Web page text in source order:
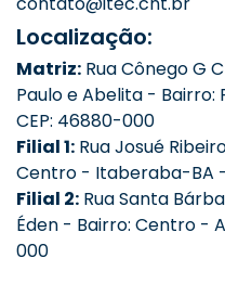
Localização:
Matriz: Rua Cônego G
Paulo e Abelita -
CEP: 46880-000
Filial 1: Rua Josué
Centro - Itaberaba-BA
Filial 2: Rua Santa
Éden - Bairro: Centro -
000